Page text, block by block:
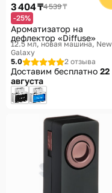
3 404 ₸4 539 ₸
-25%
Ароматизатор на
дефлектор «Diffuse»
12.5 мл, новая машина New
Galaxy
5.0
2 отзыва
Доставим бесплатно 22
августа